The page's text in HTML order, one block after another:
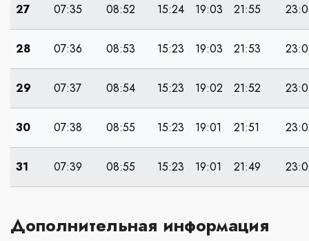
27 07:35 08:52 15:24 19:03 21:55
28 07:36 08:53 15:23 19:03 21:53
29 07:37 08:54 15:23 19:02 21:52
30 07:38 08:55 15:23 19:01 21:51
31 07:39 08:55 15:23 19:01 21:49
Дополнительная информация